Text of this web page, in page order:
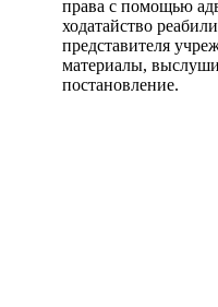
права с помощью
ходатайство
представителя
материалы,
постановление.